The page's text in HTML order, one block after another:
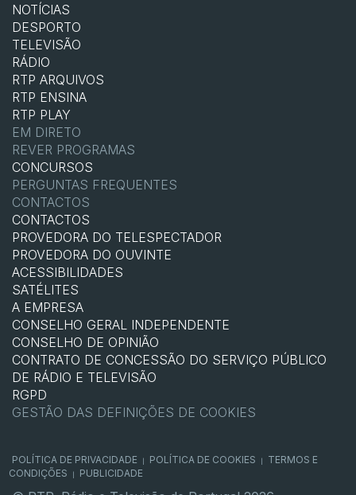
NOTÍCIAS
DESPORTO
TELEVISÃO
RÁDIO
RTP ARQUIVOS
RTP ENSINA
RTP PLAY
EM DIRETO
REVER PROGRAMAS
CONCURSOS
PERGUNTAS FREQUENTES
CONTACTOS
CONTACTOS
PROVEDORA DO TELESPECTADOR
PROVEDORA DO OUVINTE
ACESSIBILIDADES
SATÉLITES
A EMPRESA
CONSELHO GERAL INDEPENDENTE
CONSELHO DE OPINIÃO
CONTRATO DE CONCESSÃO DO SERVIÇO PÚBLICO
DE RÁDIO E TELEVISÃO
RGPD
GESTÃO DAS DEFINIÇÕES DE COOKIES
POLÍTICA DE PRIVACIDADE POLÍTICA DE COOKIES
TERMOS E
CONDIÇÕES
PUBLICIDADE